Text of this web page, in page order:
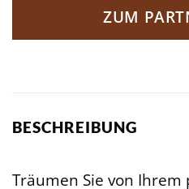
ZUM
BESCHREIBUNG
Träumen Sie von Ihrem